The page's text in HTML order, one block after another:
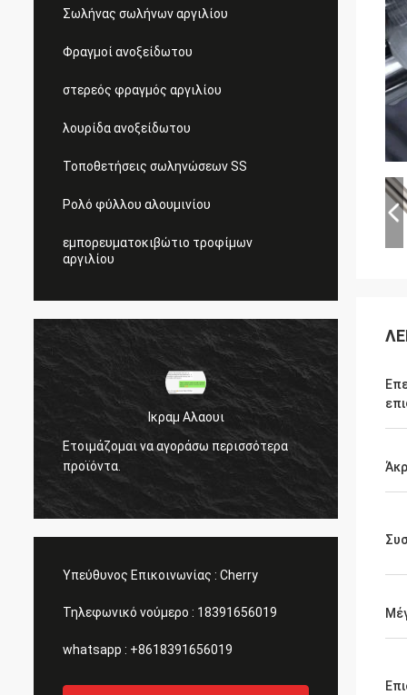
Σωλήνας σωλήνων αργιλίου
Φραγμοί ανοξείδωτου
στερεός φραγμός αργιλίου
λουρίδα ανοξείδωτου
Τοποθετήσεις σωληνώσεων SS
Ρολό φύλλου αλουμινίου
εμπορευματοκιβώτιο τροφίμων
αργιλίου
Ικραμ Αλαουι
Ετοιμάζομαι να αγοράσω περισσότερα
προϊόντα.
Υπεύθυνος Επικοινωνίας : Cherry
Τηλεφωνικό νούμερο : 18391656019
whatsapp : +8618391656019